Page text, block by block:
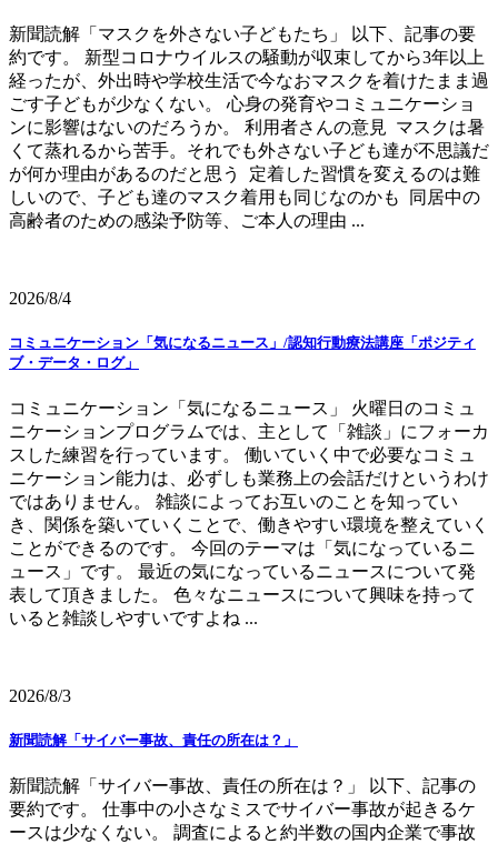
新聞読解「マスクを外さない子どもたち」 以下、記事の要
約です。 新型コロナウイルスの騒動が収束してから3年以上
経ったが、外出時や学校生活で今なおマスクを着けたまま過
ごす子どもが少なくない。 心身の発育やコミュニケーショ
ンに影響はないのだろうか。 利用者さんの意見 マスクは暑
くて蒸れるから苦手。それでも外さない子ども達が不思議だ
が何か理由があるのだと思う 定着した習慣を変えるのは難
しいので、子ども達のマスク着用も同じなのかも 同居中の
高齢者のための感染予防等、ご本人の理由 ...
2026/8/4
コミュニケーション「気になるニュース」/認知行動療法講座「ポジティ
ブ・データ・ログ」
コミュニケーション「気になるニュース」 火曜日のコミュ
ニケーションプログラムでは、主として「雑談」にフォーカ
スした練習を行っています。 働いていく中で必要なコミュ
ニケーション能力は、必ずしも業務上の会話だけというわけ
ではありません。 雑談によってお互いのことを知ってい
き、関係を築いていくことで、働きやすい環境を整えていく
ことができるのです。 今回のテーマは「気になっているニ
ュース」です。 最近の気になっているニュースについて発
表して頂きました。 色々なニュースについて興味を持って
いると雑談しやすいですよね ...
2026/8/3
新聞読解「サイバー事故、責任の所在は？」
新聞読解「サイバー事故、責任の所在は？」 以下、記事の
要約です。 仕事中の小さなミスでサイバー事故が起きるケ
ースは少なくない。 調査によると約半数の国内企業で事故